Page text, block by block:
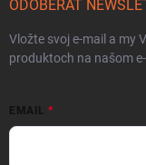
ODOBERAŤ
Vložte svoj e-mail a my
produktoch na našom
EMAIL